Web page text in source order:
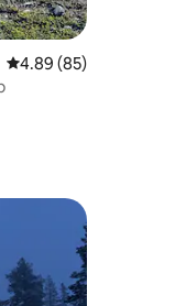
Calificación
4.89 (85)